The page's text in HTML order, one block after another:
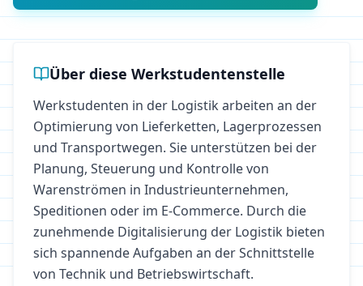
Über diese Werkstudentenstelle
Werkstudenten in der Logistik arbeiten an der
Optimierung von Lieferketten, Lagerprozessen
und Transportwegen. Sie unterstützen bei der
Planung, Steuerung und Kontrolle von
Warenströmen in Industrieunternehmen,
Speditionen oder im E-Commerce. Durch die
zunehmende Digitalisierung der Logistik bieten
sich spannende Aufgaben an der Schnittstelle
von Technik und Betriebswirtschaft.